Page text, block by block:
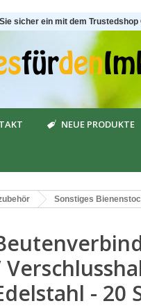
sicher ein mit dem Trustedshop
NEUE PRODUKTE
Sonstiges
- 20